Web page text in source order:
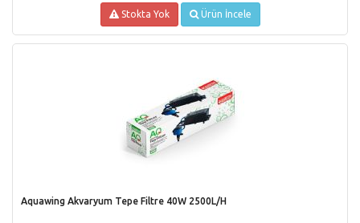
Stokta Yok Ürün İncele
Aquawing Akvaryum Tepe Filtre 40W 2500L/H